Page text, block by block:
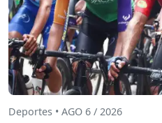
Deportes • AGO 6 / 2026